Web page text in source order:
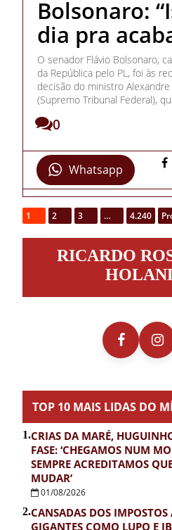
Bolsonaro:
dia pra
O senador Flávio Bolsonaro,
da República pelo PL, foi às
decisão do ministro
(Supremo Tribunal Federal),
0
Whatsapp
1 2 3 … 4.240
RosadoRICARDO
TOP 10 MAIS LIDAS DO
1.CRIAS DA MARÉ,
FASE: ‘CHEGAMOS NUM
SEMPRE ACREDITAMOS
MUDAR’
01/08/2026
2.CANSADAS DOS
GIGANTES COMO LUPO E